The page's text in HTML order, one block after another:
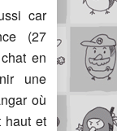
car
(27
en
une
où
haut et